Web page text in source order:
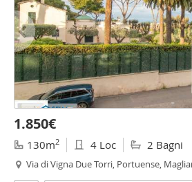
1.850€
130m2 4 Loc 2 Bagni
Via di Vigna Due Torri, Portuense,